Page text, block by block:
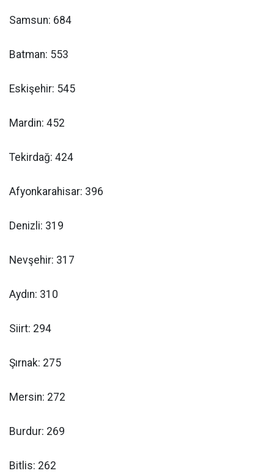
Samsun: 684
Batman: 553
Eskişehir: 545
Mardin: 452
Tekirdağ: 424
Afyonkarahisar: 396
Denizli: 319
Nevşehir: 317
Aydın: 310
Siirt: 294
Şırnak: 275
Mersin: 272
Burdur: 269
Bitlis: 262